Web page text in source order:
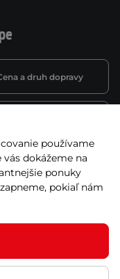
a druh dopravy
a záruka
používame
dokážeme na
ponuky
pokiaľ nám